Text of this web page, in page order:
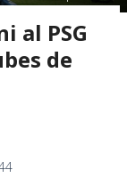
al PSG
de